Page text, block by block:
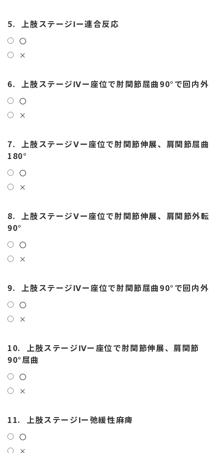
5. 上肢ステージⅠー連合反応
〇
×
6. 上肢ステージⅣー座位で肘関節屈曲90°で回内外
〇
×
7. 上肢ステージⅤー座位で肘関節伸展、肩関節屈曲
180°
〇
×
8. 上肢ステージⅤー座位で肘関節伸展、肩関節外転
90°
〇
×
9. 上肢ステージⅣー座位で肘関節屈曲90°で回内外
〇
×
10.
上肢ステージⅣー座位で肘関節伸展、肩関節
90°屈曲
〇
×
11. 上肢ステージⅠー弛緩性麻痺
〇